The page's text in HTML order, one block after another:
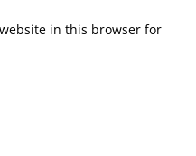
in this browser for